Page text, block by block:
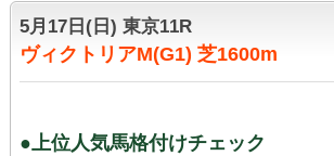
5月17日(日) 東京11R
ヴィクトリアM(G1) 芝1600m
●上位人気馬格付けチェック